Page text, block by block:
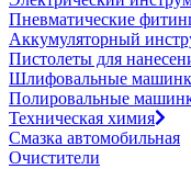
Пневматические
Аккумуляторный
Пистолеты для
Шлифовальные
Полировальные
Техническая химия
Смазка автомобильная
Очистители